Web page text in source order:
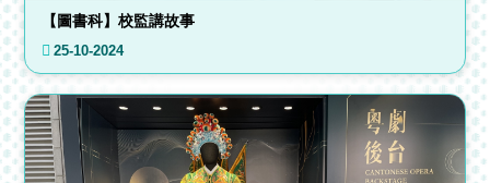
【圖書科】校監講故事
25-10-2024